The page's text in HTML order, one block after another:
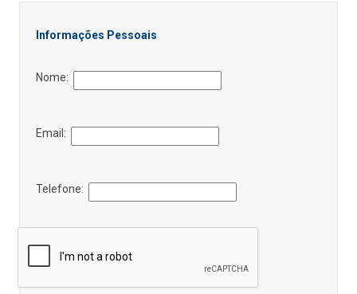
Informações Pessoais
Nome:
Email:
Telefone: